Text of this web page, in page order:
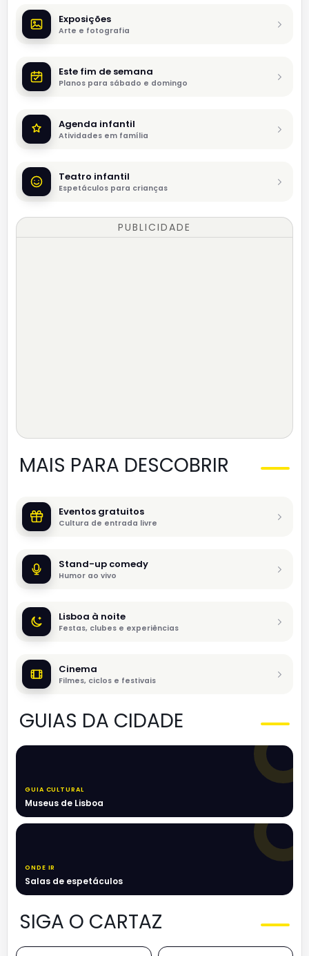
Exposições
Arte e fotografia
Este fim de semana
Planos para sábado e domingo
Agenda infantil
Atividades em família
Teatro infantil
Espetáculos para crianças
PUBLICIDADE
MAIS PARA DESCOBRIR
Eventos gratuitos
Cultura de entrada livre
Stand-up comedy
Humor ao vivo
Lisboa à noite
Festas, clubes e experiências
Cinema
Filmes, ciclos e festivais
GUIAS DA CIDADE
GUIA CULTURAL
Museus de Lisboa
ONDE IR
Salas de espetáculos
SIGA O CARTAZ